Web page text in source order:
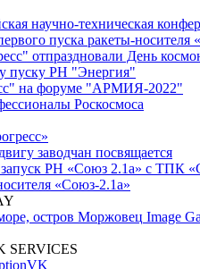
научно-техническая
пуска ракеты-носителя
отпраздновали День
пуску РН "Энергия"
на форуме "АРМИЯ-2022"
Роскосмоса
заводчан посвящается
запуск РН «Союз 2.1а» с ТПК
«Союз-2.1а»
остров Моржовец Image
SERVICES
VK